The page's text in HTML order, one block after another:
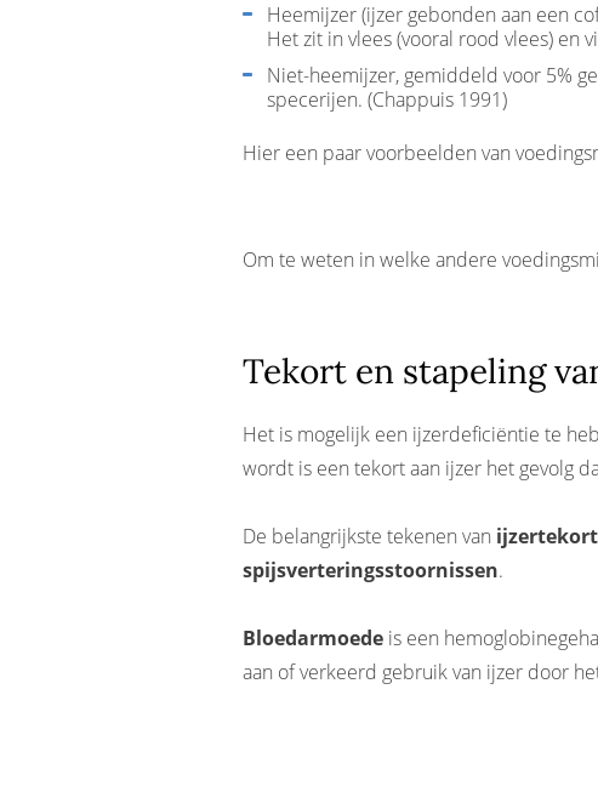
Heemijzer (ijzer gebonden aan een
Het zit in vlees (vooral rood vlees) en
Niet-heemijzer, gemiddeld voor 5%
specerijen. (Chappuis 1991)
Hier een paar voorbeelden van
Om te weten in welke andere
Tekort en stapeling
Het is mogelijk een ijzerdeficiëntie te
wordt is een tekort aan ijzer het gevolg
De belangrijkste tekenen van ijzertekort
spijsverteringsstoornissen.
Bloedarmoede is een
aan of verkeerd gebruik van ijzer door